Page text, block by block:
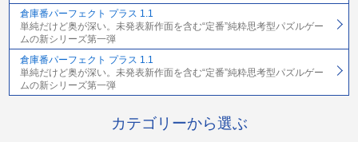
倉庫番パーフェクト プラス 1.1
単純だけど奥が深い。未発表新作面を含む“定番”純粋思考型パズルゲー
ムの新シリーズ第一弾
倉庫番パーフェクト プラス 1.1
単純だけど奥が深い。未発表新作面を含む“定番”純粋思考型パズルゲー
ムの新シリーズ第一弾
カテゴリーから選ぶ